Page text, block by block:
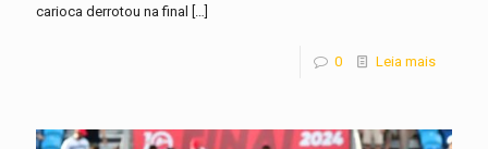
carioca derrotou na final
0 Leia mais